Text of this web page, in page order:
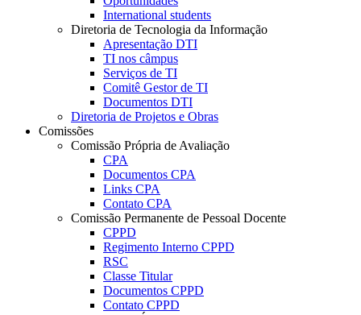
International students
Diretoria de Tecnologia da Informação
Apresentação DTI
TI nos câmpus
Serviços de TI
Comitê Gestor de TI
Documentos DTI
Diretoria de Projetos e Obras
Comissões
Comissão Própria de Avaliação
CPA
Documentos CPA
Links CPA
Contato CPA
Comissão Permanente de Pessoal Docente
CPPD
Regimento Interno CPPD
RSC
Classe Titular
Documentos CPPD
Contato CPPD